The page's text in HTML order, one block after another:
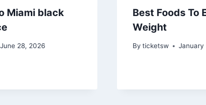
Miami black
June 28, 2026
Best Foods To
Weight
By ticketsw January